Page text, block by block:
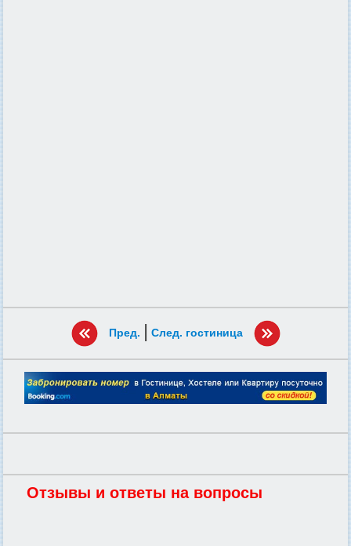
Пред. | След. гостиница
Отзывы и ответы на вопросы